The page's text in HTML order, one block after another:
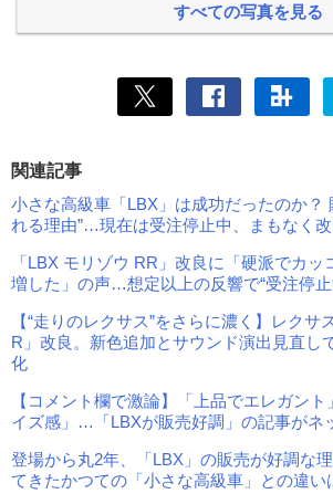
すべての写真を見る
関連記事
小さな高級車「LBX」は成功だったのか？
れる理由”…現在は受注停止中、まもなく
「LBX モリゾウ RR」改良に「硬派でカ
増した」の声…想定以上の反響で“受注停止
【“走りのレクサス”をさらに濃く】レクサ
R」改良。新色追加とサウンド演出見直し
化
【コメント欄で激論】「上品でエレガン
イズ感」…「LBXが販売好調」の記事がネ
登場から丸2年、「LBX」の販売が好調な
てきたかつての「小さな高級車」との違い